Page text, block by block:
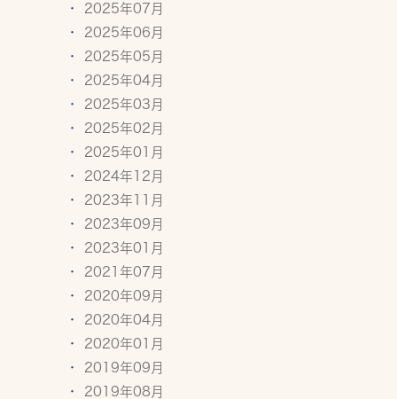
2025年07月
2025年06月
2025年05月
2025年04月
2025年03月
2025年02月
2025年01月
2024年12月
2023年11月
2023年09月
2023年01月
2021年07月
2020年09月
2020年04月
2020年01月
2019年09月
2019年08月